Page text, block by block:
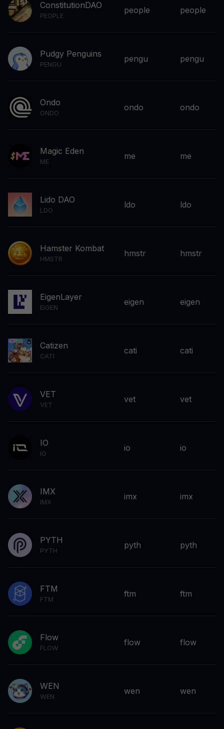
ConstitutionDAO
PEOPLE
people people
Pudgy Penguins
PENGU
pengu pengu
Ondo
ONDO
ondo ondo
Magic Eden
ME
me me
Lido DAO
LDO
ldo ldo
Hamster Kombat
HMSTR
hmstr hmstr
EigenLayer
EIGEN
eigen eigen
Catizen
CATI
cati cati
VET
VET
vet vet
IO
IO
io io
IMX
IMX
imx imx
PYTH
PYTH
pyth pyth
FTM
FTM
ftm ftm
Flow
FLOW
flow flow
WEN
WEN
wen wen